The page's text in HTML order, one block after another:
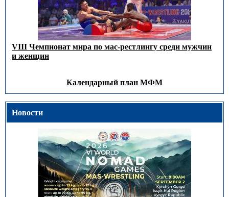
VIII Чемпионат мира по мас-рестлингу среди мужчин
и женщин
Календарный план МФМ
Новости